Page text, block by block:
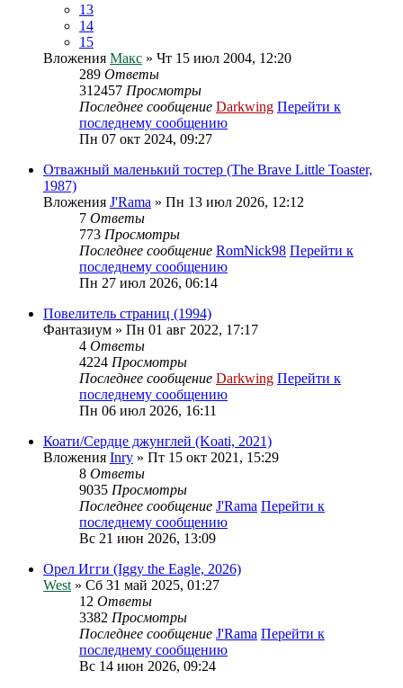
13
14
15
Вложения Макс » Чт 15 июл 2004, 12:20
289 Ответы
312457 Просмотры
Последнее сообщение Darkwing Перейти к
последнему сообщению
Пн 07 окт 2024, 09:27
Отважный маленький тостер (The Brave Little Toaster,
1987)
Вложения J'Rama » Пн 13 июл 2026, 12:12
7 Ответы
773 Просмотры
Последнее сообщение RomNick98 Перейти к
последнему сообщению
Пн 27 июл 2026, 06:14
Повелитель страниц (1994)
Фантазиум » Пн 01 авг 2022, 17:17
4 Ответы
4224 Просмотры
Последнее сообщение Darkwing Перейти к
последнему сообщению
Пн 06 июл 2026, 16:11
Коати/Сердце джунглей (Koati, 2021)
Вложения Inry » Пт 15 окт 2021, 15:29
8 Ответы
9035 Просмотры
Последнее сообщение J'Rama Перейти к
последнему сообщению
Вс 21 июн 2026, 13:09
Орел Игги (Iggy the Eagle, 2026)
West » Сб 31 май 2025, 01:27
12 Ответы
3382 Просмотры
Последнее сообщение J'Rama Перейти к
последнему сообщению
Вс 14 июн 2026, 09:24